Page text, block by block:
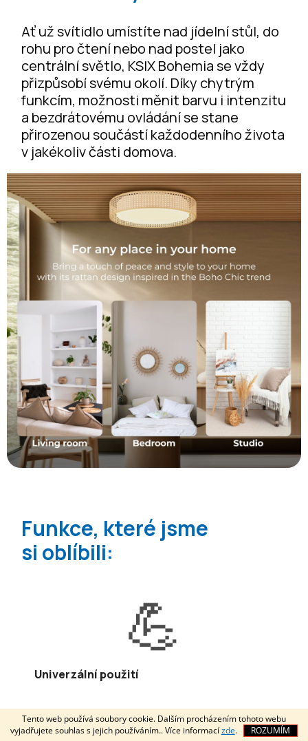
Tento web používá soubory cookie. Dalším procházením tohoto webu
vyjadřujete souhlas s jejich používáním.. Více informacízde. ROZUMÍM
Ať už svítidlo umístíte nad jídelní stůl, do
rohu pro čtení nebo nad postel jako
centrální světlo, KSIX Bohemia se vždy
přizpůsobí svému okolí. Díky chytrým
funkcím, možnosti měnit barvu i intenzitu
a bezdrátovému ovládání se stane
přirozenou součástí každodenního života
v jakékoliv části domova.
Funkce, které jsme
si oblíbili:
💪
Univerzální použití